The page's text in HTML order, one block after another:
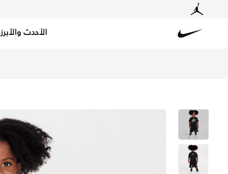
الأحدث والأبرز